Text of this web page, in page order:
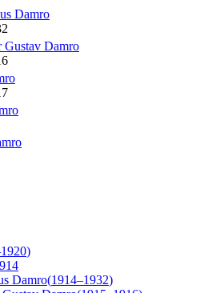
Damro
Gustav Damro
1920)
Damro(1914–1932)